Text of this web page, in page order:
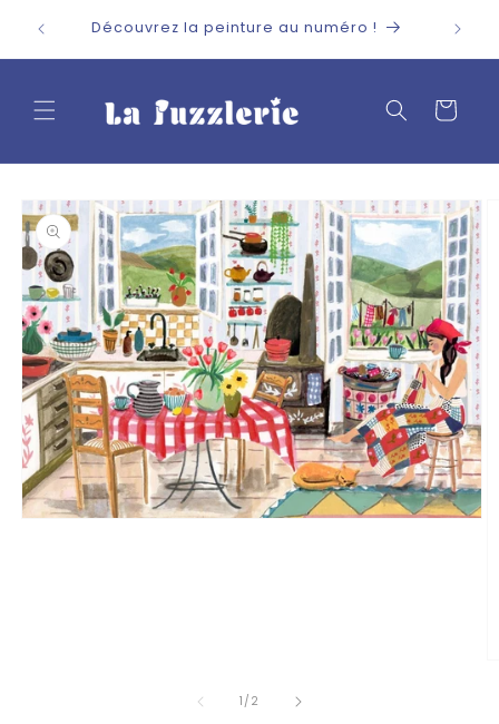
passer
contenu
Découvrez la peinture au numéro !
Panier
Passer aux
informations
produits
1 /de
2